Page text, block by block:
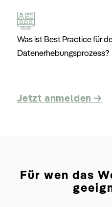
Was ist Best Practice für
Datenerhebungsprozess?
Jetzt anmelden →
Fürwen das